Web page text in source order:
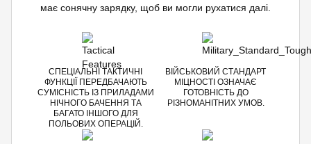
має сонячну зарядку, щоб ви могли рухатися далі.
СПЕЦІАЛЬНІ ТАКТИЧНІ
ФУНКЦІЇ ПЕРЕДБАЧАЮТЬ
СУМІСНІСТЬ ІЗ ПРИЛАДАМИ
НІЧНОГО БАЧЕННЯ ТА
БАГАТО ІНШОГО ДЛЯ
ПОЛЬОВИХ ОПЕРАЦІЙ.
ВІЙСЬКОВИЙ СТАНДАРТ
МІЦНОСТІ ОЗНАЧАЄ
ГОТОВНІСТЬ ДО
РІЗНОМАНІТНИХ УМОВ.